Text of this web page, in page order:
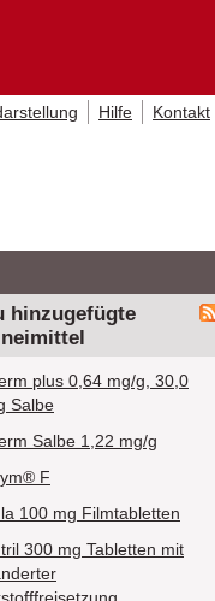
Hilfe Kontakt
hinzugefügte
plus 0,64 mg/g, 30,0
Salbe
Salbe 1,22 mg/g
F
100 mg Filmtabletten
300 mg Tabletten mit